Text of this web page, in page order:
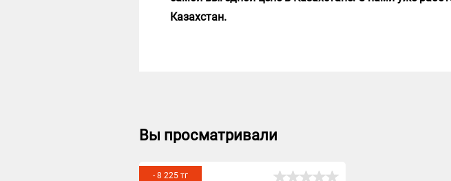
Казахстан.
Вы просматривали
- 8 225 тг